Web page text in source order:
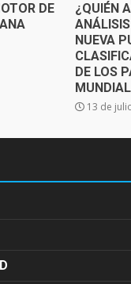
DE
¿QUIÉN
NUEVA
DE LOS
MUNDIAL
13 de